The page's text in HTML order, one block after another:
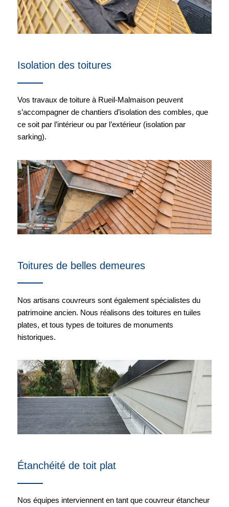
Isolation des toitures
Vos travaux de toiture à Rueil-Malmaison peuvent
s’accompagner de chantiers d’isolation des combles, que
ce soit par l’intérieur ou par l’extérieur (isolation par
sarking).
Toitures de belles demeures
Nos artisans couvreurs sont également spécialistes du
patrimoine ancien. Nous réalisons des toitures en tuiles
plates, et tous types de toitures de monuments
historiques.
Étanchéité de toit plat
Nos équipes interviennent en tant que couvreur étancheur